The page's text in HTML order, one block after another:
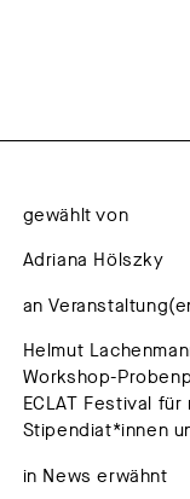
gewählt von
Adriana Hölszky
an
Helmut
Workshop-
ECLAT Festival
Stipendiat*innen
in News erwähnt